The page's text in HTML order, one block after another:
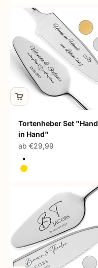
Tortenheber Set "Hand
in Hand"
Angebot
ab €29,99
Silber
Gold